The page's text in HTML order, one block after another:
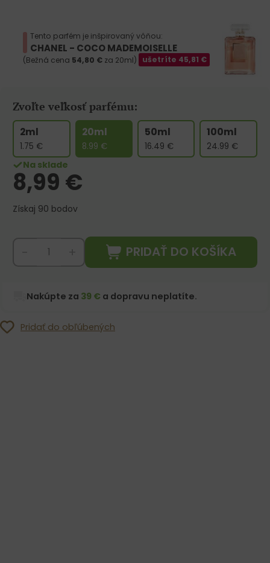
Tento parfém je inšpirovaný vôňou:
CHANEL - COCO MADEMOISELLE
(Bežná cena 54,80 € za 20ml) ušetríte 45,81 €
Zvoľte veľkosť parfému:
2ml
1.75 €
20ml
8.99 €
50ml
16.49 €
100ml
24.99 €
Na sklade
8,99 €
Získaj 90 bodov
PRIDAŤ DO KOŠÍKA
Nakúpte za 39 € a dopravu neplatíte.
Pridať do obľúbených